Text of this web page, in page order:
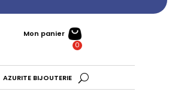
✦
Mon panier
AZURITE BIJOUTERIE